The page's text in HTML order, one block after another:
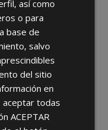
y empresas minoristas y
así como
o para
base de
salvo
del sitio
en
aceptar todas
ACEPTAR